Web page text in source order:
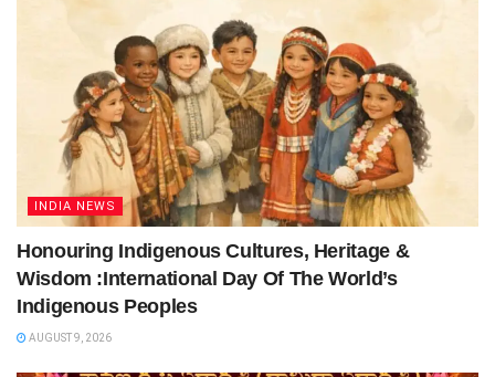
INDIA NEWS
Honouring Indigenous Cultures, Heritage &
Wisdom :International Day Of The World’s
Indigenous Peoples
AUGUST 9, 2026